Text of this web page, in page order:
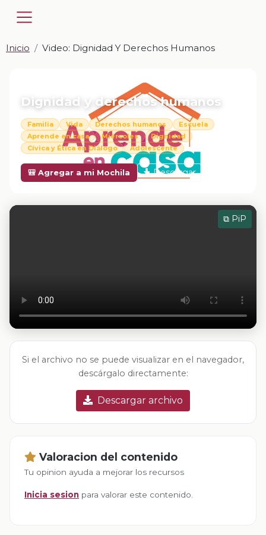
Inicio Video: Dignidad Y Derechos Humanos
Dignidad y derechos humanos
Familia Vida Derechos humanos
Escuela
Aprende en casa
Miércoles
Dignidad
Cívica y Ética en Diálogo
Adolescente
🎒 Agregar a mi Mochila Descargar
⧉ PiP
Si el archivo no se puede visualizar en el navegador,
descárgalo directamente:
Descargar archivo
Valoracion del contenido
Tu opinion ayuda a mejorar los recursos
Inicia sesion para valorar este contenido.